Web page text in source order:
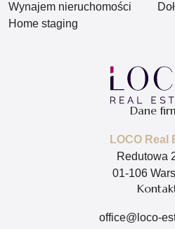
Wynajem nieruchomości
Home staging
Dane
LOCO Real
Redutowa
01-106
office@loco-